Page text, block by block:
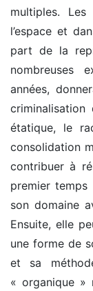
multiples.
l’espace et
part de la
nombreuses
années,
criminalisation
étatique, le
consolidation
contribuer à
premier
son domaine
Ensuite, elle
une forme de
et sa
« organique »